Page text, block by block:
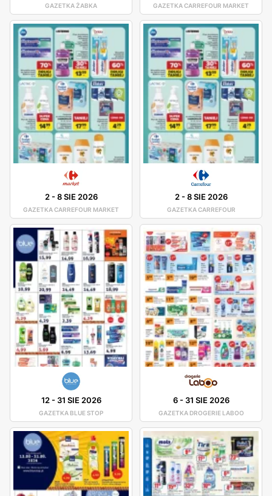
GAZETKA ŻABKA GAZETKA CARREFOUR MARKET
2-8 SIE 2026
GAZETKA CARREFOUR MARKET
2-8 SIE 2026
GAZETKA CARREFOUR
12- 31 SIE 2026
GAZETKA BLUE STOP
6- 31 SIE 2026
GAZETKA DROGERIE LABOO